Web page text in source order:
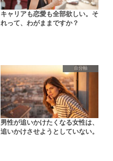
キャリアも恋愛も全部欲しい。そ
れって、わがままですか？
自分軸
男性が追いかけたくなる女性は、
追いかけさせようとしていない。